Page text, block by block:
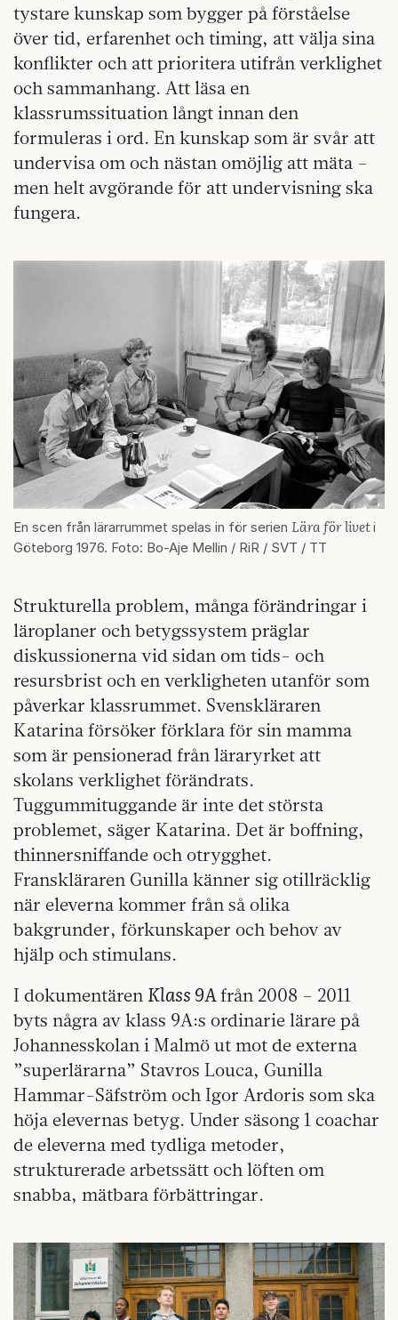
tystare kunskap som bygger på förståelse
över tid, erfarenhet och timing, att välja sina
konflikter och att prioritera utifrån verklighet
och sammanhang. Att läsa en
klassrumssituation långt innan den
formuleras i ord. En kunskap som är svår att
undervisa om och nästan omöjlig att mäta –
men helt avgörande för att undervisning ska
fungera.
En scen från lärarrummet spelas in för serien Lära för liveti
Göteborg 1976. Foto: Bo-Aje Mellin / RiR / SVT / TT
Strukturella problem, många förändringar i
läroplaner och betygssystem präglar
diskussionerna vid sidan om tids- och
resursbrist och en verkligheten utanför som
påverkar klassrummet. Svenskläraren
Katarina försöker förklara för sin mamma
som är pensionerad från läraryrket att
skolans verklighet förändrats.
Tuggummituggande är inte det största
problemet, säger Katarina. Det är boffning,
thinnersniffande och otrygghet.
Franskläraren Gunilla känner sig otillräcklig
när eleverna kommer från så olika
bakgrunder, förkunskaper och behov av
hjälp och stimulans.
I dokumentären Klass 9A från 2008 – 2011
byts några av klass 9A:s ordinarie lärare på
Johannesskolan i Malmö ut mot de externa
”superlärarna” Stavros Louca, Gunilla
Hammar-Säfström och Igor Ardoris som ska
höja elevernas betyg. Under säsong 1 coachar
de eleverna med tydliga metoder,
strukturerade arbetssätt och löften om
snabba, mätbara förbättringar.